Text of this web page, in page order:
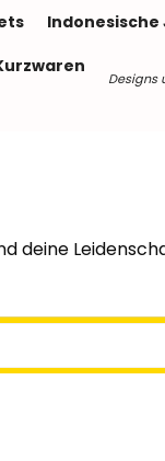
Indonesische
Designs
deine